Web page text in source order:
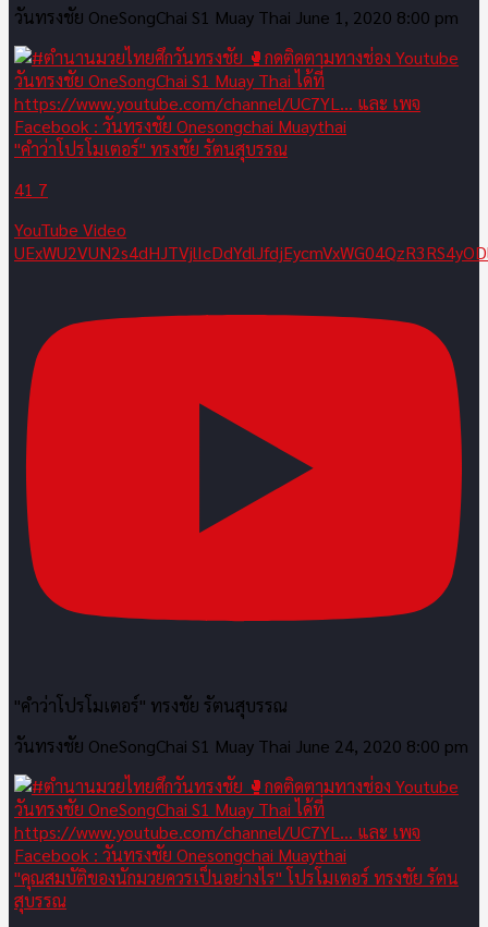
วันทรงชัย OneSongChai S1 Muay Thai June 1, 2020 8:00 pm
"คำว่าโปรโมเตอร์" ทรงชัย รัตนสุบรรณ
41 7
YouTube Video
"คำว่าโปรโมเตอร์" ทรงชัย รัตนสุบรรณ
วันทรงชัย OneSongChai S1 Muay Thai June 24, 2020 8:00 pm
"คุณสมบัติของนักมวยควรเป็นอย่างไร" โปรโมเตอร์ ทรงชัย รัตน
สุบรรณ